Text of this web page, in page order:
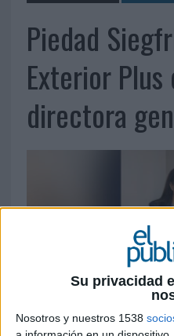
Su privacidad
Nosotros y nuestros 1538
Piedad
Exterior Plus
directora
2 DE JUNIO DE 2026